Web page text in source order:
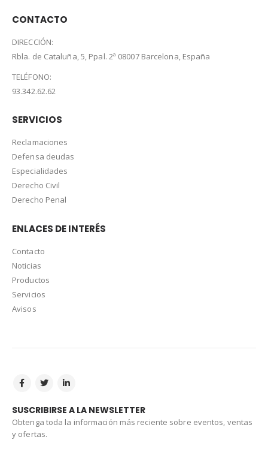
CONTACTO
DIRECCIÓN:
Rbla. de Cataluña, 5, Ppal. 2ª 08007 Barcelona, España
TELÉFONO:
93.342.62.62
SERVICIOS
Reclamaciones
Defensa deudas
Especialidades
Derecho Civil
Derecho Penal
ENLACES DE INTERÉS
Contacto
Noticias
Productos
Servicios
Avisos
SUSCRIBIRSE A LA NEWSLETTER
Obtenga toda la información más reciente sobre eventos, ventas
y ofertas.